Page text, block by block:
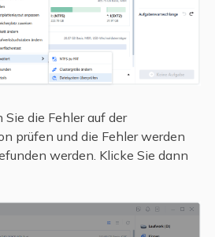
Sie die Fehler auf der
prüfen und die Fehler werden
werden. Klicke Sie dann